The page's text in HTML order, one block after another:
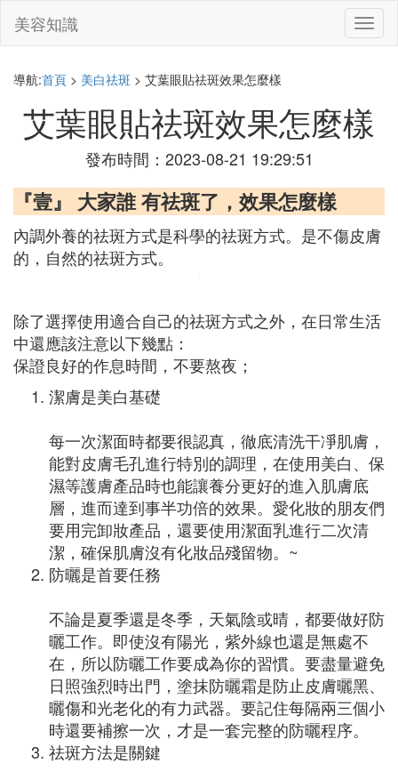
切
換
美容知識
導航:首頁 > 美白祛斑 > 艾葉眼貼祛斑效果怎麼樣
艾葉眼貼祛斑效果怎麼樣
發布時間：2023-08-21 19:29:51
『壹』 大家誰 有祛斑了，效果怎麼樣
內調外養的祛斑方式是科學的祛斑方式。是不傷皮膚
的，自然的祛斑方式。
除了選擇使用適合自己的祛斑方式之外，在日常生活
中還應該注意以下幾點：
保證良好的作息時間，不要熬夜；
潔膚是美白基礎
每一次潔面時都要很認真，徹底清洗干凈肌膚，
能對皮膚毛孔進行特別的調理，在使用美白、保
濕等護膚產品時也能讓養分更好的進入肌膚底
層，進而達到事半功倍的效果。愛化妝的朋友們
要用完卸妝產品，還要使用潔面乳進行二次清
潔，確保肌膚沒有化妝品殘留物。~
防曬是首要任務
不論是夏季還是冬季，天氣陰或晴，都要做好防
曬工作。即使沒有陽光，紫外線也還是無處不
在，所以防曬工作要成為你的習慣。要盡量避免
日照強烈時出門，塗抹防曬霜是防止皮膚曬黑、
曬傷和光老化的有力武器。要記住每隔兩三個小
時還要補擦一次，才是一套完整的防曬程序。
祛斑方法是關鍵